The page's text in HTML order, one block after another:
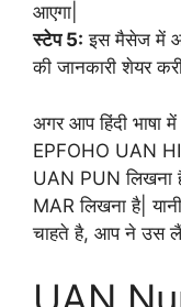
आएगा|
स्टेप 5: इस मैसेज में
की जानकारी शेयर करी
अगर आप हिंदी भाषा
EPFOHO UAN
UAN PUN लिखना
MAR लिखना है|
चाहते है, आप ने उस